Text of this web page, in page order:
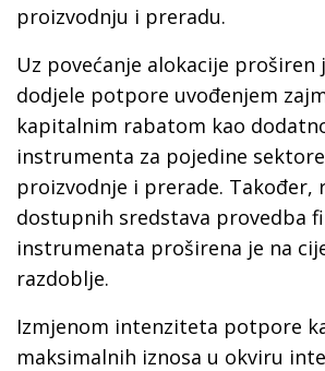
proizvodnju i preradu.
Uz povećanje alokacije proširen
dodjele potpore uvođenjem
kapitalnim rabatom kao
instrumenta za pojedine
proizvodnje i prerade. Također,
dostupnih sredstava provedba
instrumenata proširena je na
razdoblje.
Izmjenom intenziteta potpore
maksimalnih iznosa u okviru